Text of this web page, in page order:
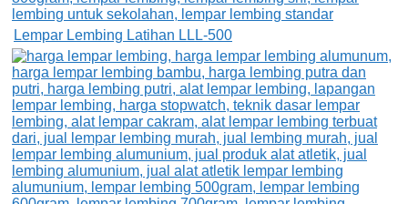
Lempar Lembing Latihan LLL-500